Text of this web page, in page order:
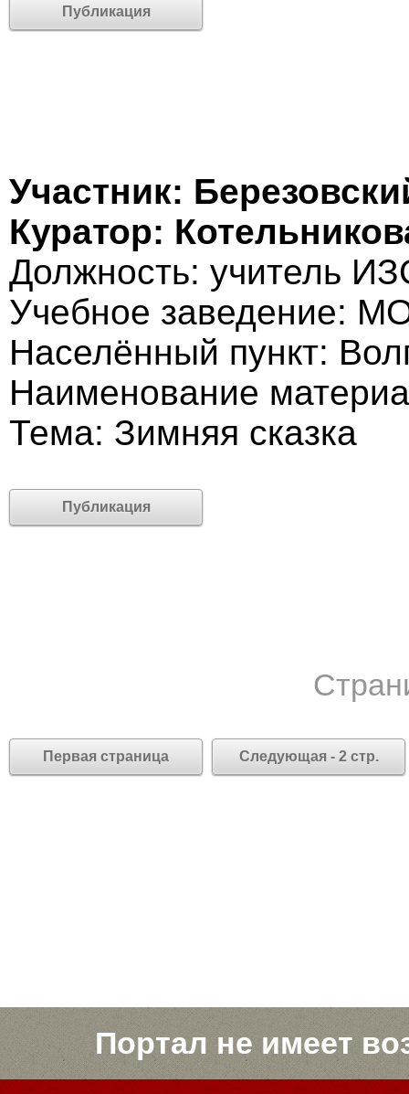
Публикация
Участник:
Куратор:
Должность: учитель
Учебное заведение:
Населённый пункт:
Наименование
Тема: Зимняя сказка
Публикация
Первая страница Следующая - 2 стр.
Портал не имеет